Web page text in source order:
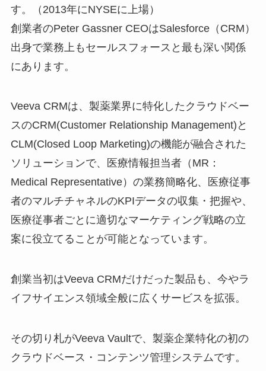
す。（2013年にNYSEに上場）
創業者のPeter Gassner CEOはSalesforce（CRM）
出身で業務上もセールスフォースと最も深い関係
にあります。
Veeva CRMは、製薬業界に特化したクラウドベー
スのCRM(Customer Relationship Management)と
CLM(Closed Loop Marketing)の機能が融合された
ソリューションで、医療情報担当者（MR：
Medical Representative）の業務簡略化、医療従事
者のマルチチャネルのKPIデータの収集・把握や、
医療従事者ごとに適切なマーケティング戦略の立
案に役立てることが可能となっています。
創業当初はVeeva CRMだけだった製品も、今やラ
イフサイエンス領域全般に広くサービスを拡張。
その切り札がVeeva Vaultで、製薬企業特化の初の
クラウドベース・コンテンツ管理システムです。